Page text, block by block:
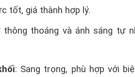
tốt, giá thành hợp lý.
thông thoáng và ánh sáng tự
: Sang trọng, phù hợp với